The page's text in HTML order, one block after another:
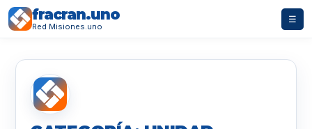
fracran.uno
Red Misiones.uno
☰